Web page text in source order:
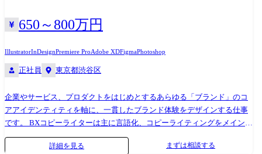
650～800万円
IllustratorInDesignPremiere ProAdobe XDFigmaPhotoshop
正社員 東京都渋谷区
企業やサービス、プロダクトをはじめとするあらゆる「ブランド」のコ
アアイデンティティを軸に、一貫したブランド体験をデザインする仕事
です。 BXコピーライターは主に言語化、コピーライティングをメインに
担当します。 ⚫︎クライアントインタビューやワークショップのまとめ、
分析、考察と、その内容を踏まえた言語化、コンセプト立案 ⚫︎コアアイ
詳細を見る まずは相談する